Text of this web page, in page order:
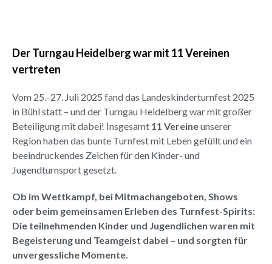
Der Turngau Heidelberg war mit 11 Vereinen
vertreten
Vom 25.–27. Juli 2025 fand das Landeskinderturnfest 2025
in Bühl statt – und der Turngau Heidelberg war mit großer
Beteiligung mit dabei! Insgesamt 11 Vereineunserer
Region haben das bunte Turnfest mit Leben gefüllt und ein
beeindruckendes Zeichen für den Kinder- und
Jugendturnsport gesetzt.
Ob im Wettkampf, bei Mitmachangeboten, Shows
oder beim gemeinsamen Erleben des Turnfest-Spirits:
Die teilnehmenden Kinder und Jugendlichen waren mit
Begeisterung und Teamgeist dabei – und sorgten für
unvergessliche Momente.